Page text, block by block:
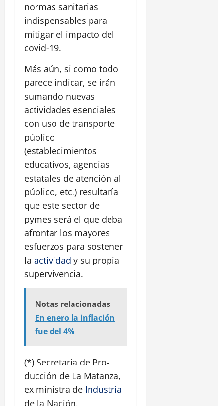
normas sanitarias
indispensables para
mitigar el impacto del
covid-19.
Más aún, si como todo
parece indicar, se irán
sumando nuevas
actividades esenciales
con uso de transporte
público
(establecimientos
educativos, agencias
estatales de atención al
público, etc.) resultaría
que este sector de
pymes será el que deba
afrontar los mayores
esfuerzos para sostener
la actividad y su propia
supervivencia.
Notas relacionadas
En enero la inflación
fue del 4%
(*) Secretaria de Pro-
ducción de La Matanza,
ex ministra de Industria
de la Nación.